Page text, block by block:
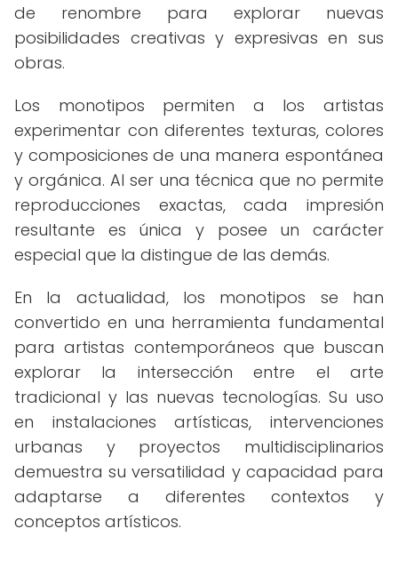
de renombre para explorar nuevas
posibilidades creativas y expresivas en sus
obras.
Los monotipos permiten a los artistas
experimentar con diferentes texturas, colores
y composiciones de una manera espontánea
y orgánica. Al ser una técnica que no permite
reproducciones exactas, cada impresión
resultante es única y posee un carácter
especial que la distingue de las demás.
En la actualidad, los monotipos se han
convertido en una herramienta fundamental
para artistas contemporáneos que buscan
explorar la intersección entre el arte
tradicional y las nuevas tecnologías. Su uso
en instalaciones artísticas, intervenciones
urbanas y proyectos multidisciplinarios
demuestra su versatilidad y capacidad para
adaptarse a diferentes contextos y
conceptos artísticos.